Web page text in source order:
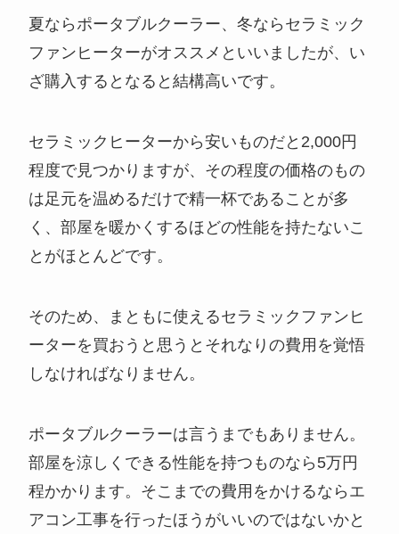
夏ならポータブルクーラー、冬ならセラミック
ファンヒーターがオススメといいましたが、い
ざ購入するとなると結構高いです。
セラミックヒーターから安いものだと2,000円
程度で見つかりますが、その程度の価格のもの
は足元を温めるだけで精一杯であることが多
く、部屋を暖かくするほどの性能を持たないこ
とがほとんどです。
そのため、まともに使えるセラミックファンヒ
ーターを買おうと思うとそれなりの費用を覚悟
しなければなりません。
ポータブルクーラーは言うまでもありません。
部屋を涼しくできる性能を持つものなら5万円
程かかります。そこまでの費用をかけるならエ
アコン工事を行ったほうがいいのではないかと